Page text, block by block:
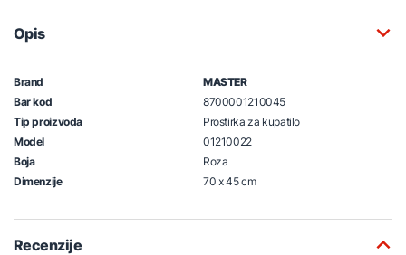
Opis
Brand
MASTER
Bar kod
8700001210045
Tip proizvoda
Prostirka za kupatilo
Model
01210022
Boja
Roza
Dimenzije
70 x 45 cm
Recenzije